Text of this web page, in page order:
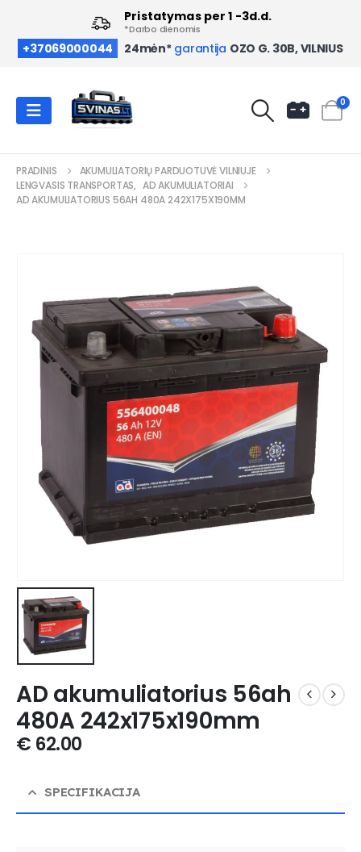
+37069000044 24mėn* garantija OZO G. 30B, VILNIUS
Pristatymas per 1 -3d.d.
*Darbo dienomis
0
PRADINIS
AKUMULIATORIŲ PARDUOTUVĖ VILNIUJE
LENGVASIS TRANSPORTAS, AD AKUMULIATORIAI
AD AKUMULIATORIUS 56AH 480A 242X175X190MM
AD akumuliatorius 56ah
480A 242x175x190mm
€ 62.00
SPECIFIKACIJA